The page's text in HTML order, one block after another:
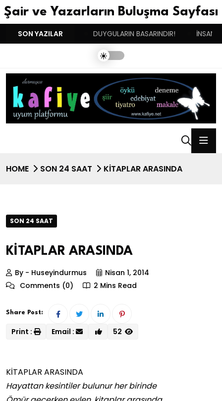
Şair ve Yazarların Buluşma Sayfası
SON YAZILAR
DOĞUM GÜNÜM! DUYGULARIN BASARINDIR!
HOME SON 24 SAAT KİTAPLAR ARASINDA
SON 24 SAAT
KİTAPLAR ARASINDA
By - Huseyindurmus
Nisan 1, 2014
Comments (0)
2 Mins Read
Share Post:
Print : Email : 52
KİTAPLAR ARASINDA
Hayattan kesintiler bulunur her birinde